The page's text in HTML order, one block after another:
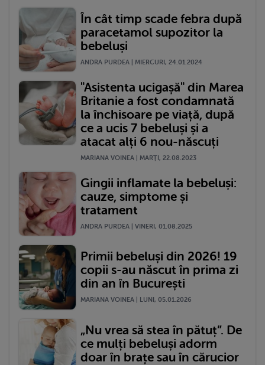
În cât timp scade febra după
paracetamol supozitor la
bebeluși
ANDRA PURDEA | MIERCURI, 24.01.2024
"Asistenta ucigașă" din Marea
Britanie a fost condamnată
la închisoare pe viață, după
ce a ucis 7 bebeluși și a
atacat alți 6 nou-născuți
MARIANA VOINEA | MARŢI, 22.08.2023
Gingii inflamate la bebeluși:
cauze, simptome și
tratament
ANDRA PURDEA | VINERI, 01.08.2025
Primii bebeluși din 2026! 19
copii s-au născut în prima zi
din an în București
MARIANA VOINEA | LUNI, 05.01.2026
„Nu vrea să stea în pătuț”. De
ce mulți bebeluși adorm
doar în brațe sau în cărucior